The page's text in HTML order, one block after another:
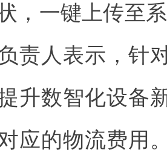
，一键上传至
责人表示，针
升数智化设备
应的物流费用